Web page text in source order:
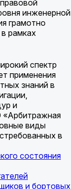
инженерной
грамотно
рамках
спектр
применения
знаний в
и
«Арбитражная
виды
в
состояния
и бортовых